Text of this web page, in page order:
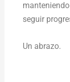
seguir
Un abrazo.